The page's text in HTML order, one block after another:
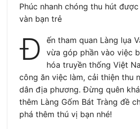
Phúc nhanh chóng thu hút
vàn bạn trẻ
Đ
ến tham quan Làng lụa
vừa góp phần vào việc
hóa truyền thống Việt
công ăn việc làm, cải thiện thu
dân địa phương. Đừng quên
thêm Làng Gốm Bát Tràng đề
phá thêm thú vị bạn nhé!